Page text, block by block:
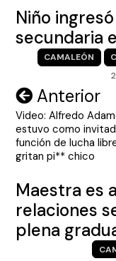
Niño
secundaria
CAMALEÓN
Navegación
de
entradas
Anterior
Video: Alfredo
estuvo como
función de lucha
gritan pi** chico
Maestra es
relaciones
plena